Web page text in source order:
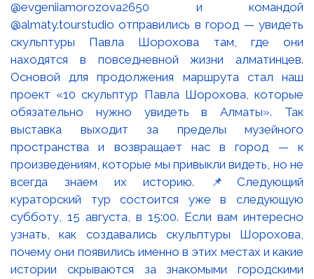
@evgeniiamorozova2650 и командой
@almaty.tourstudio отправились в город — увидеть
скульптуры Павла Шорохова там, где они
находятся в повседневной жизни алматинцев.
Основой для продолжения маршрута стал наш
проект «10 скульптур Павла Шорохова, которые
обязательно нужно увидеть в Алматы». Так
выставка выходит за пределы музейного
пространства и возвращает нас в город — к
произведениям, которые мы привыкли видеть, но не
всегда знаем их историю. 📌Следующий
кураторский тур состоится уже в следующую
субботу, 15 августа, в 15:00. Если вам интересно
узнать, как создавались скульптуры Шорохова,
почему они появились именно в этих местах и какие
истории скрываются за знакомыми городскими